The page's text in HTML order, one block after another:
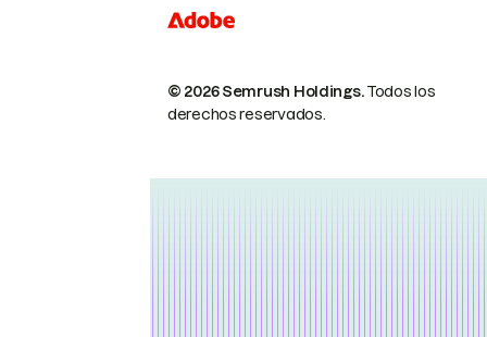
© 2026 Semrush Holdings.Todos los
derechos reservados.